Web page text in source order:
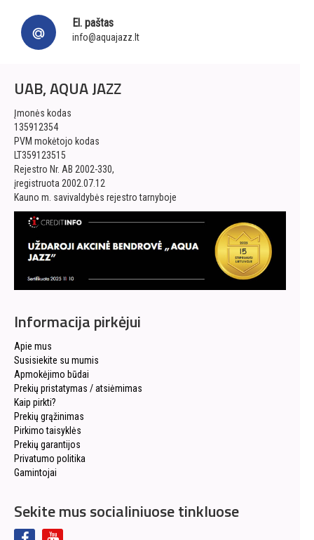
El. paštas
info@aquajazz.lt
UAB, AQUA JAZZ
Įmonės kodas
135912354
PVM mokėtojo kodas
LT359123515
Rejestro Nr. AB 2002-330,
įregistruota 2002.07.12
Kauno m. savivaldybės rejestro tarnyboje
Informacija pirkėjui
Apie mus
Susisiekite su mumis
Apmokėjimo būdai
Prekių pristatymas / atsiėmimas
Kaip pirkti?
Prekių grąžinimas
Pirkimo taisyklės
Prekių garantijos
Privatumo politika
Gamintojai
Sekite mus socialiniuose tinkluose